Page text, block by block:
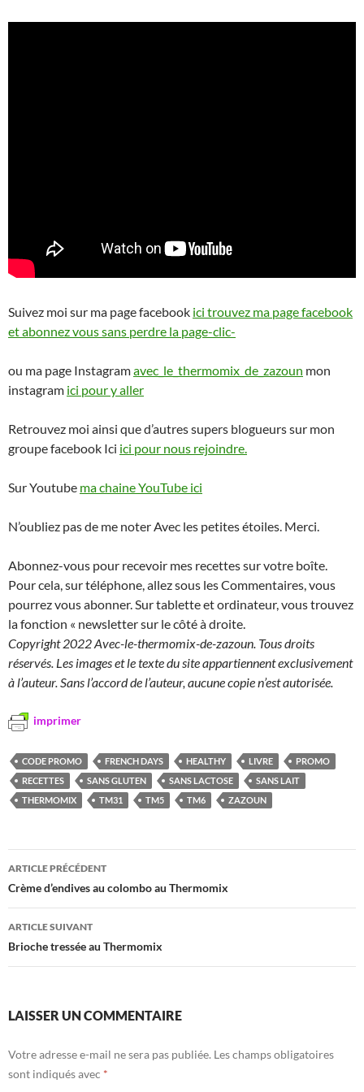
Suivez moi sur ma page facebook ici trouvez ma page facebook
et abonnez vous sans perdre la page-clic-
ou ma page Instagramavec_le_thermomix_de_zazoun mon
instagram ici pour y aller
Retrouvez moi ainsi que d’autres supers blogueurs sur mon
groupe facebook Ici ici pour nous rejoindre.
Sur Youtube ma chaine YouTube ici
N’oubliez pas de me noter Avec les petites étoiles. Merci.
Abonnez-vous pour recevoir mes recettes sur votre boîte.
Pour cela, sur téléphone, allez sous les Commentaires, vous
pourrez vous abonner. Sur tablette et ordinateur, vous trouvez
la fonction « newsletter sur le côté à droite.
Copyright 2022 Avec-le-thermomix-de-zazoun. Tous droits
réservés. Les images et le texte du site appartiennent exclusivement
à l’auteur. Sans l’accord de l’auteur, aucune copie n’est autorisée.
imprimer
CODE PROMO FRENCH DAYS HEALTHY LIVRE
PROMO
RECETTES
SANS GLUTEN SANS LACTOSE
SANS LAIT
THERMOMIX
TM31 TM5 TM6 ZAZOUN
Navigation
des
articles
ARTICLE PRÉCÉDENT
Crème d’endives au colombo au Thermomix
ARTICLE SUIVANT
Brioche tressée au Thermomix
LAISSER UN COMMENTAIRE
Votre adresse e-mail ne sera pas publiée. Les champs obligatoires
sont indiqués avec *